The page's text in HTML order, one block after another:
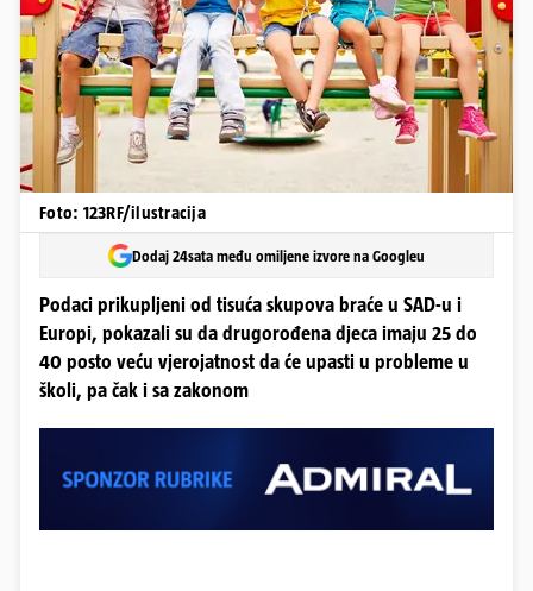
Foto: 123RF/ilustracija
Dodaj 24sata među omiljene izvore na Googleu
Podaci prikupljeni od tisuća skupova braće u SAD-u i
Europi, pokazali su da drugorođena djeca imaju 25 do
40 posto veću vjerojatnost da će upasti u probleme u
školi, pa čak i sa zakonom